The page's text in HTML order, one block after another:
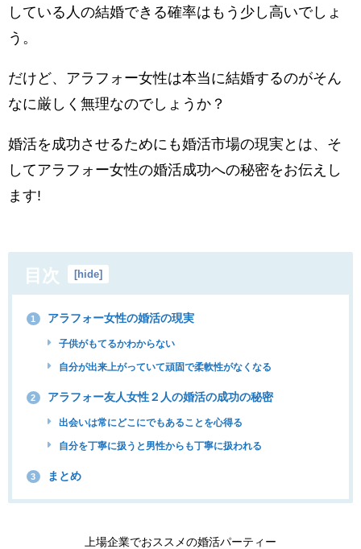
している人の結婚できる確率はもう少し高いでしょ
う。
だけど、アラフォー女性は本当に結婚するのがそん
なに厳しく無理なのでしょうか？
婚活を成功させるためにも婚活市場の現実とは、 そ
してアラフォー女性の婚活成功への秘密をお伝えし
ます!
目次 [hide]
1 アラフォー女性の婚活の現実
子供がもてるかわからない
自分が出来上がっていて頑固で柔軟性がなくなる
2 アラフォー友人女性２人の婚活の成功の秘密
出会いは常にどこにでもあることを心得る
自分を丁寧に扱うと男性からも丁寧に扱われる
3 まとめ
上場企業でおススメの婚活パーティー